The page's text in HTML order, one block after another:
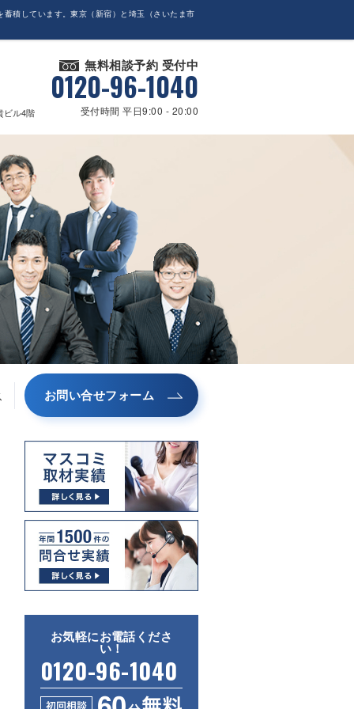
積しています。東京（新宿）と埼玉（さいたま市
ビル4階
無料相談予約 受付中
0120-96-1040
受付時間 平日9:00 - 20:00
お問い合せフォーム
お気軽にお電話くださ
い！
0120-96-1040